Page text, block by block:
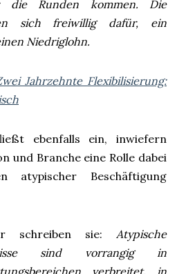
die Runden kommen. Die
sich freiwillig dafür, ein
Niedriglohn.
Jahrzehnte Flexibilisierung:
ebenfalls ein, inwiefern
und Branche eine Rolle dabei
atypischer Beschäftigung
schreiben sie: Atypische
sind vorrangig in
verbreitet, in